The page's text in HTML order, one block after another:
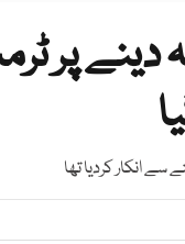
دینے پر
انکار کردیا تھا